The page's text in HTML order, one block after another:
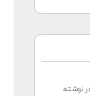
در نوشته